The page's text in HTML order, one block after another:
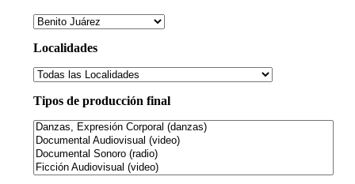
Localidades
Tipos de producción final